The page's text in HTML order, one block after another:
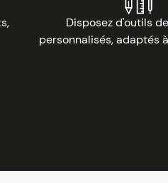
Disposez d'outils
personnalisés, adaptés